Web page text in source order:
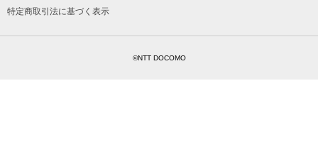
特定商取引法に基づく表示
©NTT DOCOMO